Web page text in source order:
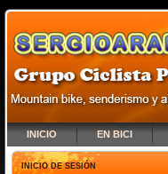
INICIO EN BICI
INICIO DE SESIÓN